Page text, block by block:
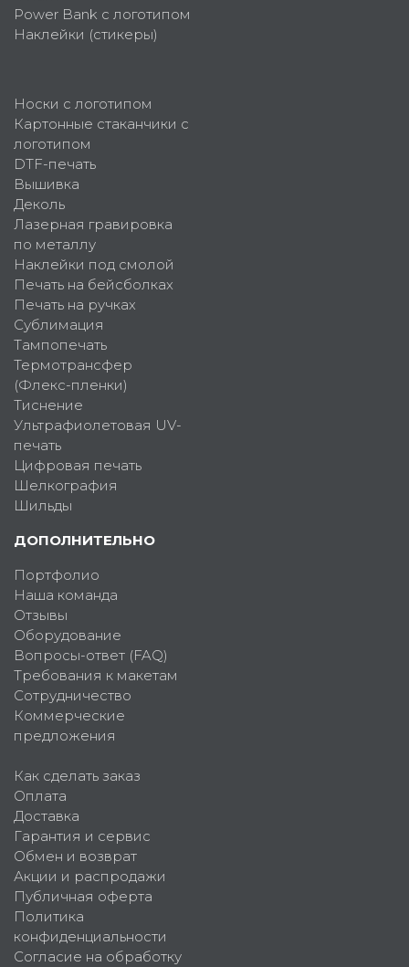
Power Bank с логотипом
Наклейки (стикеры)
Носки с логотипом
Картонные стаканчики с
логотипом
DTF-печать
Вышивка
Деколь
Лазерная гравировка
по металлу
Наклейки под смолой
Печать на бейсболках
Печать на ручках
Сублимация
Тампопечать
Термотрансфер
(Флекс-пленки)
Тиснение
Ультрафиолетовая UV-
печать
Цифровая печать
Шелкография
Шильды
ДОПОЛНИТЕЛЬНО
Портфолио
Наша команда
Отзывы
Оборудование
Вопросы-ответ (FAQ)
Требования к макетам
Сотрудничество
Коммерческие
предложения
Как сделать заказ
Оплата
Доставка
Гарантия и сервис
Обмен и возврат
Акции и распродажи
Публичная оферта
Политика
конфиденциальности
Согласие на обработку